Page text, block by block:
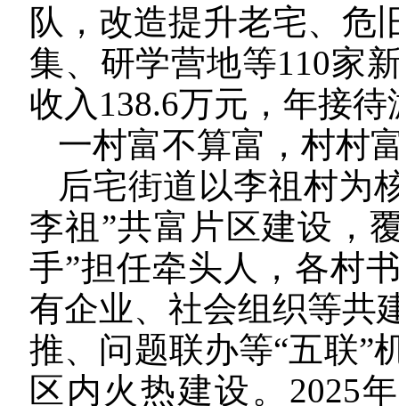
队，改造提升老宅、危
集、研学营地等110家
收入138.6万元，年接
一村富不算富，村村
后宅街道以李祖村为
李祖”共富片区建设，
手”担任牵头人，各村
有企业、社会组织等共
推、问题联办等“五联”
区内火热建设。2025